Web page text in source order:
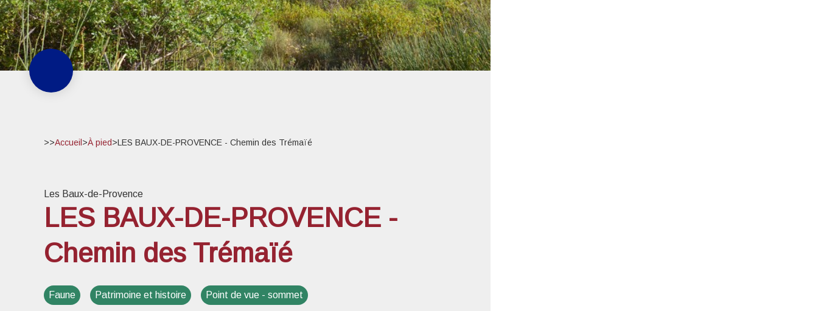
Voir l'image en plein écran
>>Accueil >À pied>LES BAUX-DE-PROVENCE - Chemin des Trémaïé
Les Baux-de-Provence
LES BAUX-DE-PROVENCE -
Chemin des Trémaïé
Faune Patrimoine et histoire Point de vue - sommet